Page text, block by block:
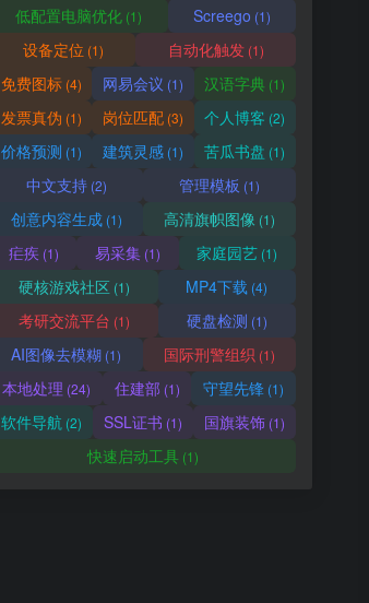
低配置电脑优化 (1) Screego (1)
设备定位 (1) 自动化触发(1)
免费图标(4) 网易会议 (1) 汉语字典 (1)
发票真伪 (1) 岗位匹配(3) 个人博客 (2)
价格预测 (1) 建筑灵感(1) 苦瓜书盘 (1)
中文支持 (2) 管理模板 (1)
创意内容生成 (1) 高清旗帜图像 (1)
疟疾(1) 易采集(1) 家庭园艺 (1)
硬核游戏社区 (1) MP4下载 (4)
考研交流平台 (1) 硬盘检测 (1)
AI图像去模糊 (1) 国际刑警组织 (1)
本地处理 (24) 住建部 (1) 守望先锋 (1)
软件导航 (2) SSL证书 (1) 国旗装饰 (1)
快速启动工具 (1)